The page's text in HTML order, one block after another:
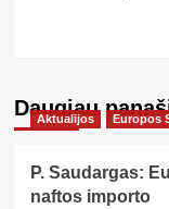
Daugiau
Aktualijos Europos
P. Saudargas:
naftos importo